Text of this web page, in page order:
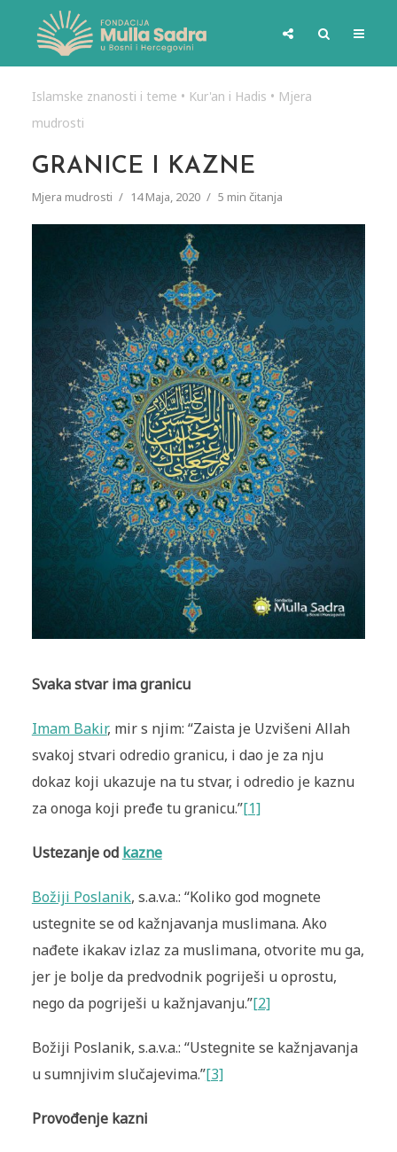
Islamske znanosti i teme • Kur'an i Hadis • Mjera
mudrosti
GRANICE I KAZNE
Mjera mudrosti 14 Maja, 2020 5 min čitanja
Svaka stvar ima granicu
Imam Bakir, mir s njim: “Zaista je Uzvišeni Allah
svakoj stvari odredio granicu, i dao je za nju
dokaz koji ukazuje na tu stvar, i odredio je kaznu
za onoga koji pređe tu granicu.”[1]
Ustezanje od kazne
Božiji Poslanik, s.a.v.a.: “Koliko god mognete
ustegnite se od kažnjavanja muslimana. Ako
nađete ikakav izlaz za muslimana, otvorite mu ga,
jer je bolje da predvodnik pogriješi u oprostu,
nego da pogriješi u kažnjavanju.”[2]
Božiji Poslanik, s.a.v.a.: “Ustegnite se kažnjavanja
u sumnjivim slučajevima.”[3]
Provođenje kazni